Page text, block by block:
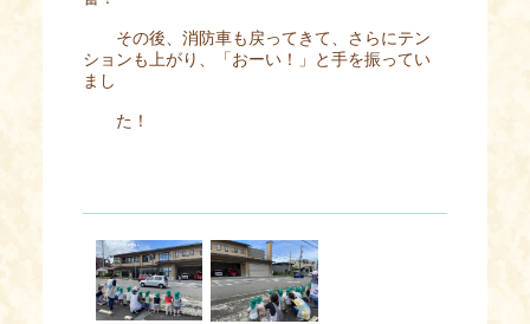
その後、消防車も戻ってきて、さらにテン
ションも上がり、「おーい！」と手を振ってい
まし
た！